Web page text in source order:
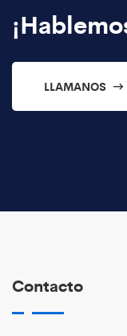
LLAMANOS
Contacto